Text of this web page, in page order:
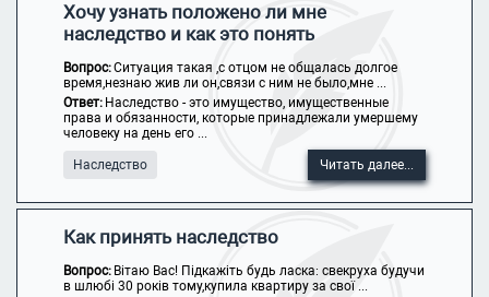
Хочу узнать положено ли мне
наследство и как это понять
Вопрос:Ситуация такая ,с отцом не общалась долгое
время,незнаю жив ли он,связи с ним не было,мне ...
Ответ: Наследство - это имущество, имущественные
права и обязанности, которые принадлежали умершему
человеку на день его ...
Наследство Читать далее...
Как принять наследство
Вопрос: Вітаю Вас! Підкажіть будь ласка: свекруха будучи
в шлюбі 30 років тому,купила квартиру за свої ...